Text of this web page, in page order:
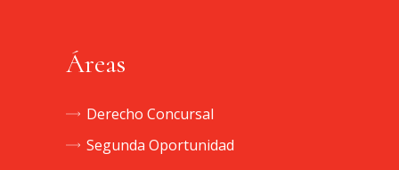
Áreas
Derecho Concursal
Segunda Oportunidad